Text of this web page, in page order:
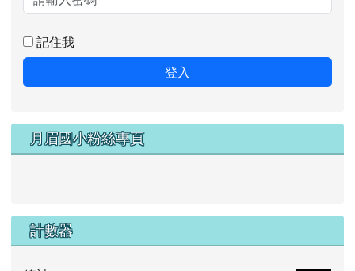
記住我
登入
月眉國小粉絲專頁
計數器